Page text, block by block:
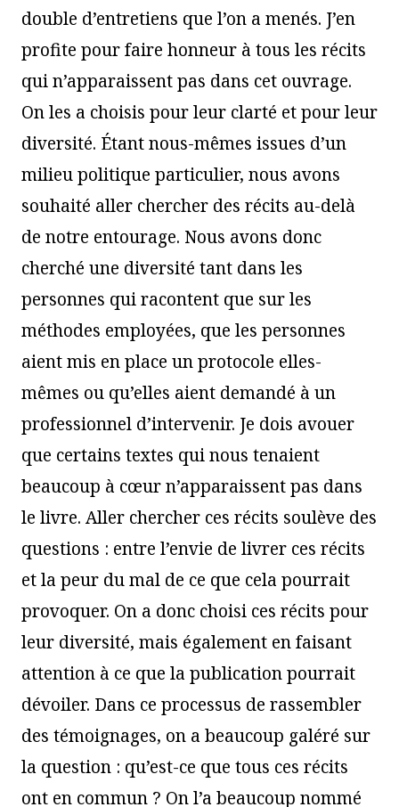
double d’entretiens que l’on a menés. J’en
profite pour faire honneur à tous les récits
qui n’apparaissent pas dans cet ouvrage.
On les a choisis pour leur clarté et pour leur
diversité. Étant nous-mêmes issues d’un
milieu politique particulier, nous avons
souhaité aller chercher des récits au-delà
de notre entourage. Nous avons donc
cherché une diversité tant dans les
personnes qui racontent que sur les
méthodes employées, que les personnes
aient mis en place un protocole elles-
mêmes ou qu’elles aient demandé à un
professionnel d’intervenir. Je dois avouer
que certains textes qui nous tenaient
beaucoup à cœur n’apparaissent pas dans
le livre. Aller chercher ces récits soulève des
questions : entre l’envie de livrer ces récits
et la peur du mal de ce que cela pourrait
provoquer. On a donc choisi ces récits pour
leur diversité, mais également en faisant
attention à ce que la publication pourrait
dévoiler. Dans ce processus de rassembler
des témoignages, on a beaucoup galéré sur
la question : qu’est-ce que tous ces récits
ont en commun ? On l’a beaucoup nommé